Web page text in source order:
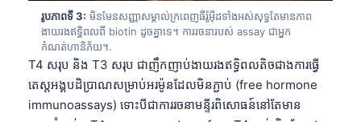
រូបភាពទី 3: មិនមែនសញ្ញាសម្គាល់ក្រពេញធីរ៉ូអ៊ីដទាំងអស់សុទ្ធតែមានភាព
ងាយរងឥទ្ធិពលពី biotin ដូចគ្នាទេ។ ការរចនារបស់ assay ជាអ្នក
កំណត់ហានិភ័យ។.
T4 សរុប និង T3 សរុប ជាញឹកញាប់ងាយរងឥទ្ធិពលតិចជាងការធ្វើ
តេស្តអង្គបដិប្រាណសម្រាប់អរម៉ូនដែលមិនភ្ជាប់ (free hormone
immunoassays) ទោះបីជាការរចនាមន្ទីរពិសោធន៍នៅតែមាន